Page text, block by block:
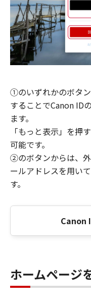
①のいずれかのボタ
することでCanon ID
ます。
「もっと表示」を押
可能です。
②のボタンからは、
ールアドレスを用い
す。
Canon
ホームページ